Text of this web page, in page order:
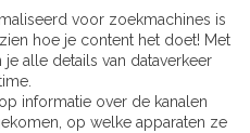
voor zoekmachines is
hoe je content het doet! Met
alle details van dataverkeer
informatie over de kanalen
op welke apparaten ze